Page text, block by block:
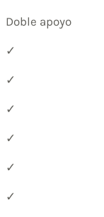
Doble apoyo
✓
✓
✓
✓
✓
✓